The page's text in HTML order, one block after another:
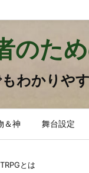
のた
わかりや
＆神 舞台設定
TRPGとは